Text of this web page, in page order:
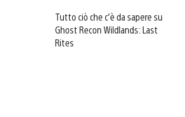
Tutto ciò che c’è da sapere su
Ghost Recon Wildlands: Last
Rites